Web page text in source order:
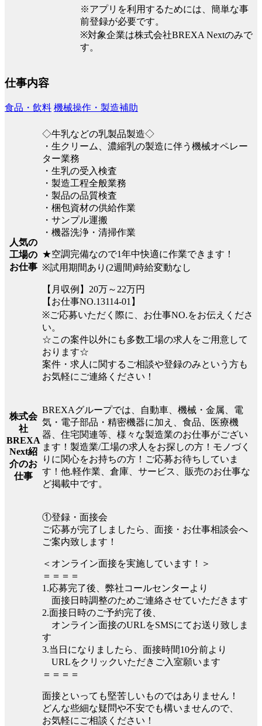
※アプリを利用するためには、簡単な事
前登録が必要です。
※対象企業は株式会社BREXA Nextのみで
す。
仕事内容
食品・飲料 機械操作・製造補助
人気の
工場の
お仕事
◇牛乳などの乳製品製造◇
・生クリーム、濃縮乳の製造に伴う機械オペレー
ター業務
・生乳の受入検査
・製造工程全般業務
・製品の品質検査
・梱包資材の供給作業
・サンプル運搬
・機器洗浄・清掃作業
★空調完備なので1年中快適に作業できます！
※試用期間あり(2週間)時給変動なし
【月収例】20万～22万円
【お仕事NO.13114-01】
※ご応募いただく際に、お仕事NO.をお伝えくださ
い。
☆この案件以外にも多数工場の求人をご用意して
おります☆
案件・求人に関するご相談や登録のみという方も
お気軽にご連絡ください！
株式会
社
BREXA
Next紹
介のお
仕事
BREXAグループでは、自動車、機械・金属、電
気・電子部品・精密機器に加え、食品、医療機
器、住宅関連等、様々な製造業のお仕事がござい
ます！製造業/工場の求人をお探しの方！モノづく
りに関心をお持ちの方！ご応募お待ちしていま
す！他.軽作業、倉庫、サービス、販売のお仕事な
ど掲載中です。
①登録・面接会
ご応募が完了しましたら、面接・お仕事相談会へ
ご案内致します！
＜オンライン面接を実施しています！＞
＝＝＝＝
1.応募完了後、弊社コールセンターより
面接日時調整のためご連絡させていただきます
2.面接日時のご予約完了後、
オンライン面接のURLをSMSにてお送り致しま
す
3.当日になりましたら、面接時間10分前より
URLをクリックいただきご入室願います
＝＝＝＝
面接といっても堅苦しいものではありません！
どんな些細な疑問や不安でも構いませんので、
お気軽にご相談ください！